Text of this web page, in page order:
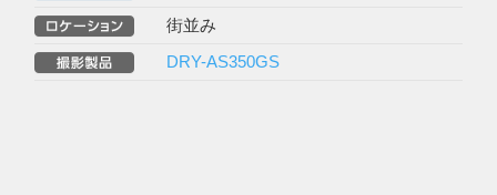
街並み
DRY-AS350GS